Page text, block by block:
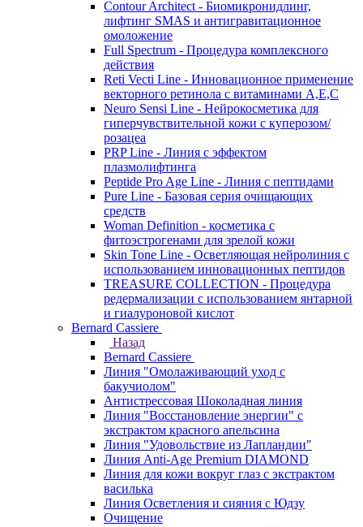
Contour Architect - Биомикронидлинг,
лифтинг SMAS и антигравитационное
омоложение
Full Spectrum - Процедура комплексного
действия
Reti Vecti Line - Инновационное применение
векторного ретинола с витаминами A,Е,С
Neuro Sensi Line - Нейрокосметика для
гиперчувствительной кожи с куперозом/
розацеа
PRP Line - Линия с эффектом
плазмолифтинга
Peptide Pro Age Line - Линия с пептидами
Pure Line - Базовая серия очищающих
средств
Woman Definition - косметика с
фитоэстрогенами для зрелой кожи
Skin Tone Line - Осветляющая нейролиния с
использованием инновационных пептидов
TREASURE COLLECTION - Процедура
редермализации с использованием янтарной
и гиалуроновой кислот
Bernard Cassiere
Назад
Bernard Cassiere
Линия "Омолаживающий уход с
бакучиолом"
Антистрессовая Шоколадная линия
Линия "Восстановление энергии" с
экстрактом красного апельсина
Линия "Удовольствие из Лапландии"
Линия Anti-Age Premium DIAMOND
Линия для кожи вокруг глаз с экстрактом
василька
Линия Осветления и сияния с Юдзу
Очищение